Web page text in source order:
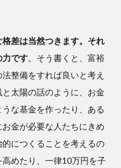
差は当然つきます。それ
力です。そう書くと、富裕
整備をすれば良いと考え
太陽の話のように、お金
な基金を作ったり、ある
金が必要な人たちにきめ
につくることを考えるの
めたり、一律10万円を子